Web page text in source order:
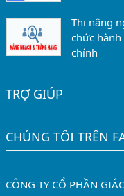
Thi nâng
chức hành
chính
TRỢ GIÚP
CHÚNG TÔI TRÊN
CÔNG TY CỔ PHẦN